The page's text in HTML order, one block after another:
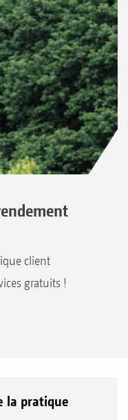
client
gratuits !
la pratique